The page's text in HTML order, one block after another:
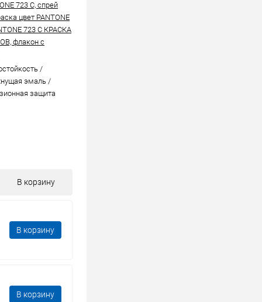
723 C, спрей
цвет PANTONE
723 C КРАСКА
флакон с
/
эмаль /
защита
В корзину
В корзину
В корзину